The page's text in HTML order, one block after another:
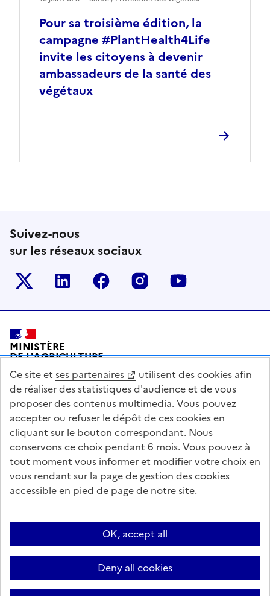
Pour sa troisième édition, la
campagne #PlantHealth4Life
invite les citoyens à devenir
ambassadeurs de la santé des
végétaux
Suivez-nous
sur les réseaux sociaux
Le ministère sur Twitter
Le ministère sur LinkedIn
Le ministère sur Facebook
Le ministère sur
Pied de page
MINISTÈRE
DE L'AGRICULTURE
DE L'AGRO-ALIMENTAIRE
ET DE LA SOUVERAINETÉ
ALIMENTAIRE
legifrance.gouv.fr
info.gouv.fr
service-public.gouv.fr
data.gouv.fr
Questions fréquentes / Contacts
Informations publiques
Mentions légales
Archives presse English contents
Cookies
Paramètres d'affichage
Ce site et ses partenaires
utilisent des cookies afin
de réaliser des statistiques d'audience et de vous
proposer des contenus multimedia. Vous pouvez
accepter ou refuser le dépôt de ces cookies en
cliquant sur le bouton correspondant. Nous
conservons ce choix pendant 6 mois. Vous pouvez à
tout moment vous informer et modifier votre choix en
vous rendant sur la page de gestion des cookies
accessible en pied de page de notre site.
OK, accept all
Deny all cookies